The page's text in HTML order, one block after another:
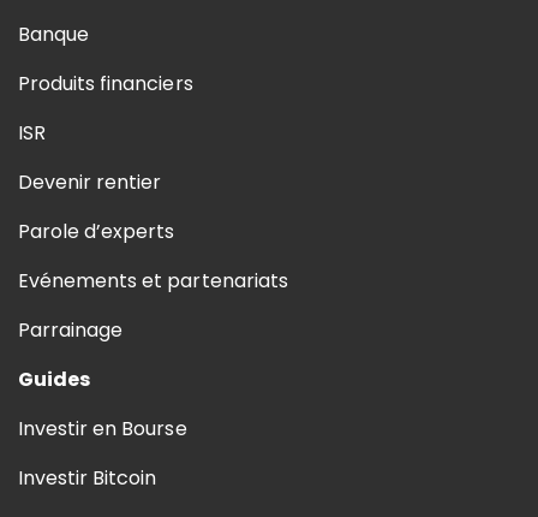
Banque
Produits financiers
ISR
Devenir rentier
Parole d’experts
Evénements et partenariats
Parrainage
Guides
Investir en Bourse
Investir Bitcoin